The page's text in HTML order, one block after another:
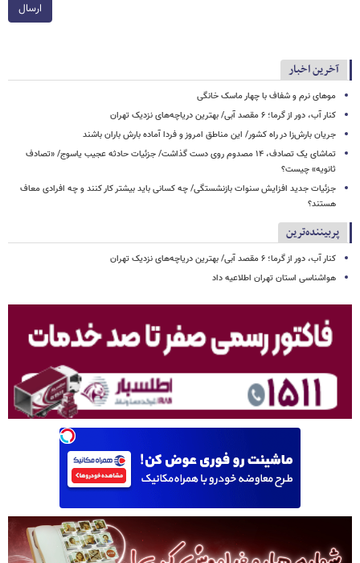
ارسال
آخرین اخبار
موهای نرم و شفاف با چهار ماسک خانگی
کنار آب، دور از گرما؛ ۶ مقصد آبی/ بهترین دریاچه‌های نزدیک تهران
جریان بارش‌زا در راه کشور/ این مناطق امروز و فردا آماده بارش باران باشند
تماشای یک تصادف، ۱۴ مصدوم روی دست گذاشت/ جزئیات حادثه عجیب یاسوج/ «تصادف
ثانویه» چیست؟
جزئیات جدید افزایش سنوات بازنشستگی/ چه کسانی باید بیشتر کار کنند و چه افرادی معاف
هستند؟
پربیننده‌ترین
کنار آب، دور از گرما؛ ۶ مقصد آبی/ بهترین دریاچه‌های نزدیک تهران
هواشناسی استان تهران اطلاعیه داد